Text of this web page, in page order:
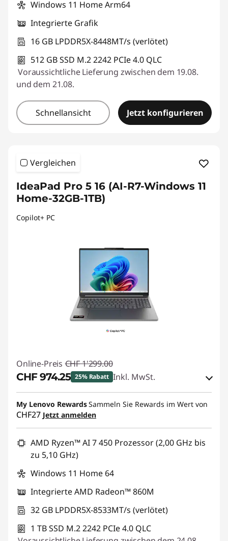
Windows 11 Home Arm64
Integrierte Grafik
16 GB LPDDR5X-8448MT/s (verlötet)
512 GB SSD M.2 2242 PCIe 4.0 QLC
Voraussichtliche Lieferung zwischen dem 19.08.
und dem 21.08.
Schnellansicht Jetzt konfigurieren
Vergleichen
IdeaPad Pro 5 16 (AI-R7-Windows 11
Home-32GB-1TB)
Copilot+ PC
Online-Preis CHF 1'299.00
CHF 974.25 25% Rabatt Inkl. MwSt.
eCoupon-Rabatt :-CHF 324.75
eCoupon :SALES
My Lenovo RewardsSammeln Sie Rewards im Wert von
CHF27 Jetzt anmelden
AMD Ryzen™ AI 7 450 Prozessor (2,00 GHz bis
zu 5,10 GHz)
Windows 11 Home 64
Integrierte AMD Radeon™ 860M
32 GB LPDDR5X-8533MT/s (verlötet)
1 TB SSD M.2 2242 PCIe 4.0 QLC